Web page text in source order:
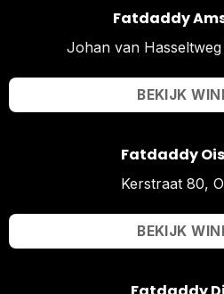
Fatdaddy
Johan van
BEKIJK
Fatdaddy
Kerstraat 80,
BEKIJK